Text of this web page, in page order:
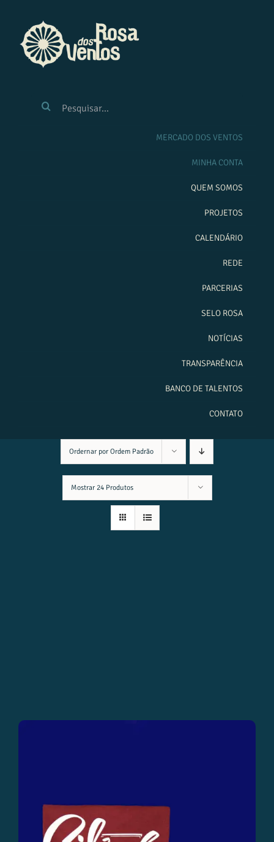
conteúdo
RESULTADOS
MERCADO DOS VENTOS
MINHA CONTA
QUEM SOMOS
PROJETOS
CALENDÁRIO
REDE
PARCERIAS
SELO ROSA
NOTÍCIAS
TRANSPARÊNCIA
BANCO DE TALENTOS
CONTATO
Ordernar por Ordem Padrão
Mostrar 24 Produtos